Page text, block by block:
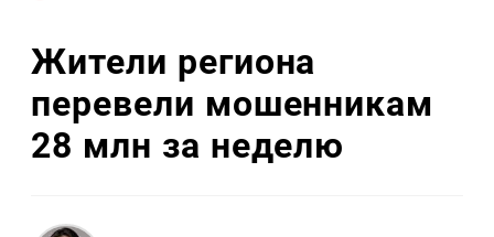
Жители региона
перевели мошенникам
28 млн за неделю